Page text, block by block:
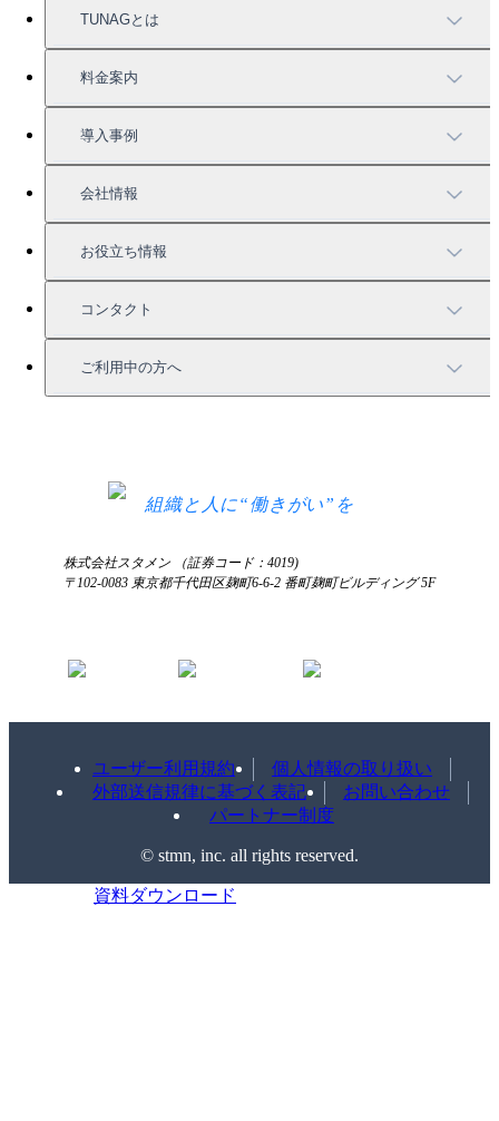
TUNAGとは
TUNAGの特徴
機能一覧
充実したサポート
料金案内
料金案内
導入事例
導入事例
活用方法
会社情報
会社情報
お役立ち情報
お役立ち資料一覧
セミナー情報
コンタクト
サービス資料請求
ご利用中の方へ
組織と人に“働きがい”を
株式会社スタメン （証券コード：4019)
〒102-0083 東京都千代田区麹町6-6-2 番町麹町ビルディング 5F
ユーザー利用規約
個人情報の取り扱い
外部送信規律に基づく表記
お問い合わせ
パートナー制度
©️ stmn, inc. all rights reserved.
資料ダウンロード